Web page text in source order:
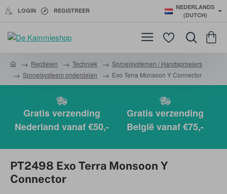
LOGIN REGISTREER
NEDERLANDS
(DUTCH)
Reptielen Techniek
Sproeisystemen / Handsproeiers
Sproeisysteem onderdelen
Exo Terra Monsoon Y Connector
Gratis verzending
Nederland vanaf €50,-
Gratis verzending
België vanaf €75,-
PT2498 Exo Terra Monsoon Y
Connector